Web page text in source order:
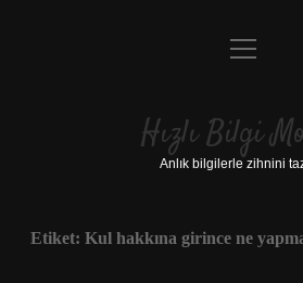
Anasayfa
Yasal Uyarı
menüyü
Hızlı Bilgi
Anlık bilgilerle zihnini
Etiket: Kul hakkına girince ne